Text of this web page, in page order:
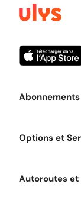
Options et
Autoroutes et